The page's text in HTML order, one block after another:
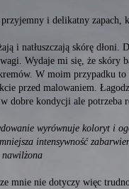
i delikatny zapach,
i natłuszczają skórę dłoni.
Wydaje mi się, że skóry
W moim przypadku to
przed malowaniem.
dobre kondycji ale potrzeba
wyrównuje koloryt i
intensywność
nawilżona
mnie nie dotyczy więc